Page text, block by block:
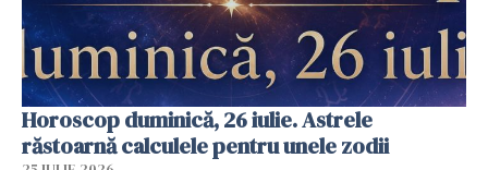
Horoscop duminică, 26 iulie. Astrele
răstoarnă calculele pentru unele zodii